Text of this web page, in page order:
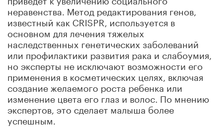
неравенства. Метод редактирования генов,
известный как CRISPR, используется в
основном для лечения тяжелых
наследственных генетических заболеваний
или профилактики развития рака и слабоумия,
но эксперты не исключают возможности его
применения в косметических целях, включая
создание желаемого роста ребенка или
изменение цвета его глаз и волос. По мнению
экспертов, это сделает малыша более
успешным.